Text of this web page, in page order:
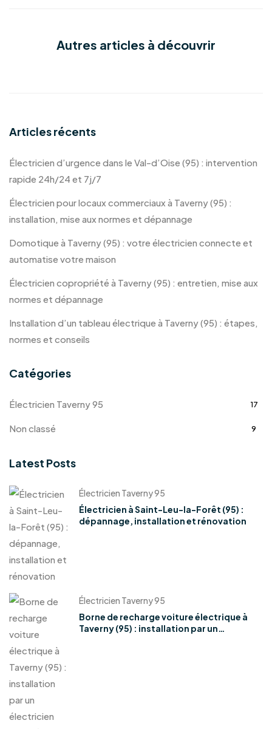
Autres articles à découvrir
Articles récents
Électricien d’urgence dans le Val-d’Oise (95) : intervention
rapide 24h/24 et 7j/7
Électricien pour locaux commerciaux à Taverny (95) :
installation, mise aux normes et dépannage
Domotique à Taverny (95) : votre électricien connecte et
automatise votre maison
Électricien copropriété à Taverny (95) : entretien, mise aux
normes et dépannage
Installation d’un tableau électrique à Taverny (95) : étapes,
normes et conseils
Catégories
Électricien Taverny 95 17
Non classé 9
Latest Posts
Électricien Taverny 95
Électricien à Saint-Leu-la-Forêt (95) :
dépannage, installation et rénovation
Électricien Taverny 95
Borne de recharge voiture électrique à
Taverny (95) : installation par un